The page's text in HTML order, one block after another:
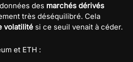
des marchés dérivés
très déséquilibré. Cela
volatilité si ce seuil venait à céder.
et ETH :